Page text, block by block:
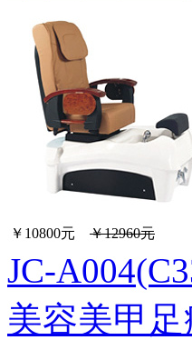
￥10800元 ￥12960元
JC-
美容美甲